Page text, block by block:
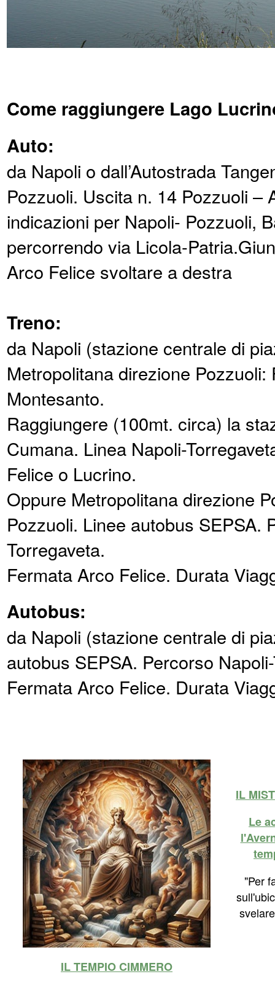
Come raggiungere Lago
Auto:
da Napoli o dall’Autostrada
Pozzuoli. Uscita n. 14 Pozzuoli –
indicazioni per Napoli- Pozzuoli,
percorrendo via Licola-
Arco Felice svoltare a destra
Treno:
da Napoli (stazione centrale di
Metropolitana direzione Pozzuoli:
Montesanto.
Raggiungere (100mt. circa) la
Cumana. Linea Napoli-
Felice o Lucrino.
Oppure Metropolitana direzione
Pozzuoli. Linee autobus SEPSA.
Torregaveta.
Fermata Arco Felice. Durata
Autobus:
da Napoli (stazione centrale di
autobus SEPSA. Percorso
Fermata Arco Felice. Durata
IL TEMPIO CIMMERO
IL
Le
"Per